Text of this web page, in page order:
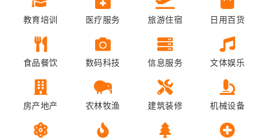
教育培训 医疗服务 旅游住宿 日用百货
食品餐饮 数码科技 信息服务 文体娱乐
房产地产 农林牧渔 建筑装修 机械设备